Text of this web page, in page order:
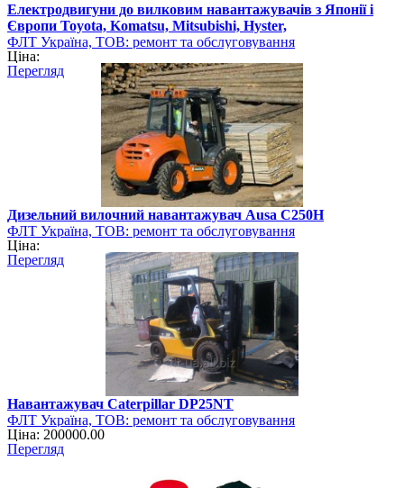
Електродвигуни до вилковим навантажувачів з Японії і
Європи Toyota, Komatsu, Mitsubishi, Hyster,
ФЛТ Україна, ТОВ: ремонт та обслуговування
навантажувально-розвантажувальної техніки
Ціна:
Перегляд
Дизельний вилочний навантажувач Ausa C250H
ФЛТ Україна, ТОВ: ремонт та обслуговування
навантажувально-розвантажувальної техніки
Ціна:
Перегляд
Навантажувач Caterpillar DP25NT
ФЛТ Україна, ТОВ: ремонт та обслуговування
навантажувально-розвантажувальної техніки
Ціна: 200000.00
Перегляд